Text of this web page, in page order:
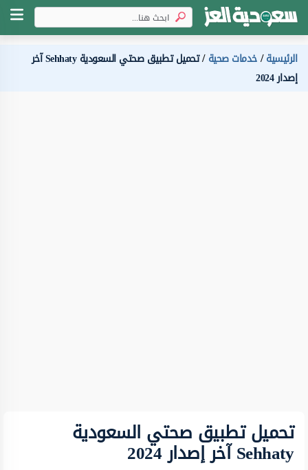
الرئيسية خدمات صحية
تحميل تطبيق صحتي السعودية Sehhaty آخر
إصدار 2024
تحميل تطبيق صحتي السعودية
Sehhaty آخر إصدار 2024